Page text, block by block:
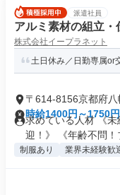
派遣社員
アルミ素材の組立
株式会社イープラネット
土日休み／日勤専属or
〒614-8156京都府
時給1400円～1750円
求めている人材 《
迎！》 《年齢不問！
制服あり 業界未経験歓